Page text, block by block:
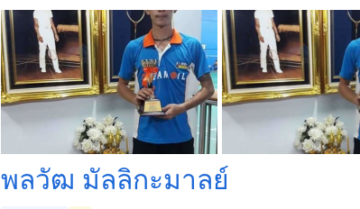
พลวัฒ มัลลิกะมาลย์